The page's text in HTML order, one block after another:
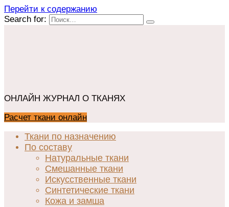
Перейти к содержанию
Search for:
ОНЛАЙН ЖУРНАЛ О ТКАНЯХ
Расчет ткани онлайн
Ткани по назначению
По составу
Натуральные ткани
Смешанные ткани
Искусственные ткани
Синтетические ткани
Кожа и замша